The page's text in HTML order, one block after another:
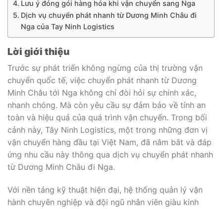
Lưu ý đóng gói hàng hóa khi vận chuyển sang Nga
Dịch vụ chuyển phát nhanh từ Dương Minh Châu đi
Nga của Tay Ninh Logistics
Lời giới thiệu
Trước sự phát triển không ngừng của thị trường vận
chuyển quốc tế, việc chuyển phát nhanh từ Dương
Minh Châu tới Nga không chỉ đòi hỏi sự chính xác,
nhanh chóng. Mà còn yêu cầu sự đảm bảo về tính an
toàn và hiệu quả của quá trình vận chuyển. Trong bối
cảnh này, Tây Ninh Logistics, một trong những đơn vị
vận chuyển hàng đầu tại Việt Nam, đã nắm bắt và đáp
ứng nhu cầu này thông qua dịch vụ chuyển phát nhanh
từ Dương Minh Châu đi Nga.
Với nền tảng kỹ thuật hiện đại, hệ thống quản lý vận
hành chuyên nghiệp và đội ngũ nhân viên giàu kinh